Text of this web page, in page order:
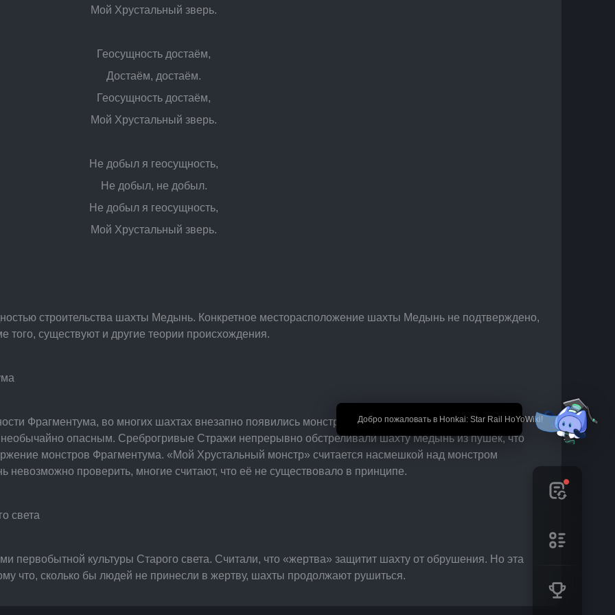
🎉 Добро пожаловать в Honkai: Star Rail HoYoWiki!
Мой Хрустальный зверь.
Геосущность достаём,
Достаём, достаём.
Геосущность достаём,
Мой Хрустальный зверь.
Не добыл я геосущность,
Не добыл, не добыл.
Не добыл я геосущность,
Мой Хрустальный зверь.
строительства шахты Медынь. Конкретное месторасположение шахты Медынь не подтверждено,
того, существуют и другие теории происхождения.
Фрагментума, во многих шахтах внезапно появились монстры Фрагментума. Постепенно
необычайно опасным. Среброгривые Стражи непрерывно обстреливали шахту Медынь из пушек, что
монстров Фрагментума. «Мой Хрустальный монстр» считается насмешкой над монстром
невозможно проверить, многие считают, что её не существовало в принципе.
света
первобытной культуры Старого света. Считали, что «жертва» защитит шахту от обрушения. Но эта
что, сколько бы людей не принесли в жертву, шахты продолжают рушиться.